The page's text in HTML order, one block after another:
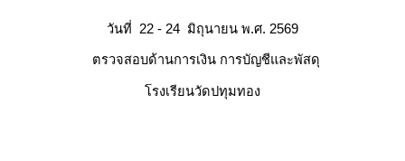
วันท 22 - 24 มิถุนายน พ.ศ. 2569
ตรวจสอบด้านการเงิน การบัญชีและพัสดุ
โรงเรียนวัดปทุมทอง